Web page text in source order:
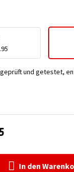
In den
und getestet,